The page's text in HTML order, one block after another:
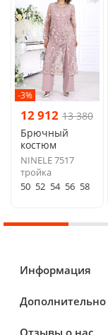
-3%
12 912 13 380
Брючный
костюм
NINELE 7517
тройка
50 52 54 56 58
Информация
Дополнительно
Отзывы о нас